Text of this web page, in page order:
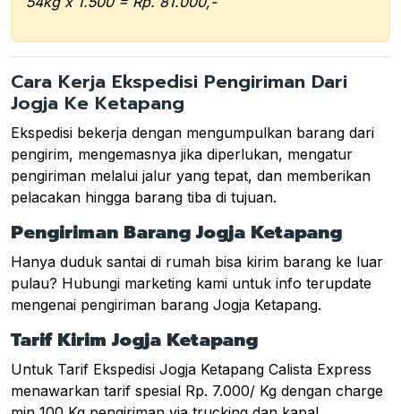
Cara Kerja Ekspedisi Pengiriman Dari
Jogja Ke Ketapang
Ekspedisi bekerja dengan mengumpulkan barang dari
pengirim, mengemasnya jika diperlukan, mengatur
pengiriman melalui jalur yang tepat, dan memberikan
pelacakan hingga barang tiba di tujuan.
Pengiriman Barang Jogja Ketapang
Hanya duduk santai di rumah bisa kirim barang ke luar
pulau? Hubungi marketing kami untuk info terupdate
mengenai pengiriman barang Jogja Ketapang.
Tarif Kirim Jogja Ketapang
Untuk Tarif Ekspedisi Jogja Ketapang Calista Express
menawarkan tarif spesial Rp. 7.000/ Kg dengan charge